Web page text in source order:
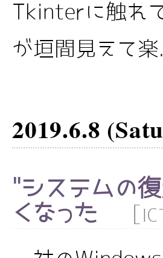
Tkinterに触れ
が垣間見えて楽
2019.6.8
"システムの
くなった